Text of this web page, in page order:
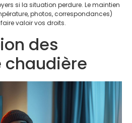
si la situation perdure. Le maintien
photos, correspondances)
valoir vos droits.
des
chaudière